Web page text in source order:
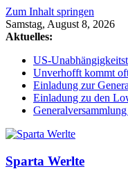
Zum Inhalt springen
Samstag, August 8, 2026
Aktuelles:
US-
Unverhofft kommt
Einladung zur
Einladung zu den
Sparta Werlte